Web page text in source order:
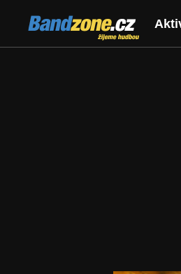
Bandzone.cz
žijeme hudbou